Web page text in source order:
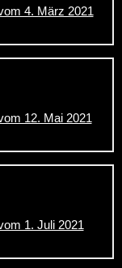
4. März 2021
12. Mai 2021
1. Juli 2021